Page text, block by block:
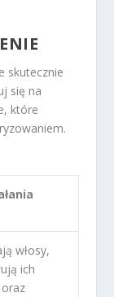
skutecznie
się na
które
włosy,
ich